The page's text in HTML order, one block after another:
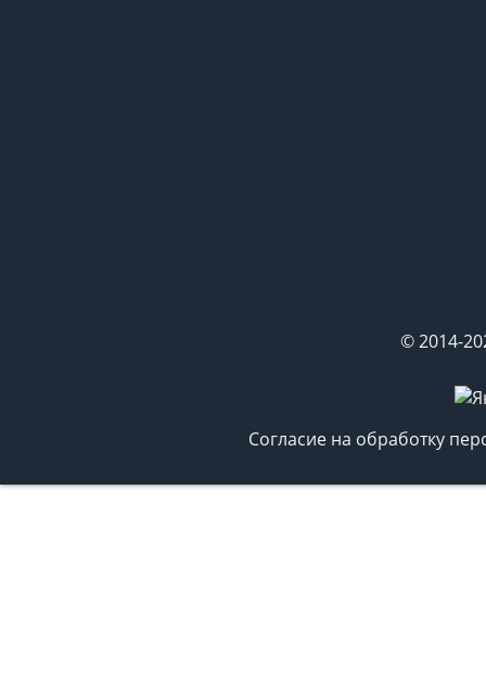
© 2014-
Согласие на обработку